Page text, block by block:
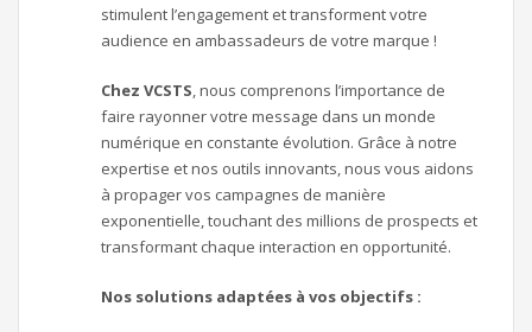
stimulent l’engagement et transforment votre
audience en ambassadeurs de votre marque !
Chez VCSTS, nous comprenons l’importance de
faire rayonner votre message dans un monde
numérique en constante évolution. Grâce à notre
expertise et nos outils innovants, nous vous aidons
à propager vos campagnes de manière
exponentielle, touchant des millions de prospects et
transformant chaque interaction en opportunité.
Nos solutions adaptées à vos objectifs :